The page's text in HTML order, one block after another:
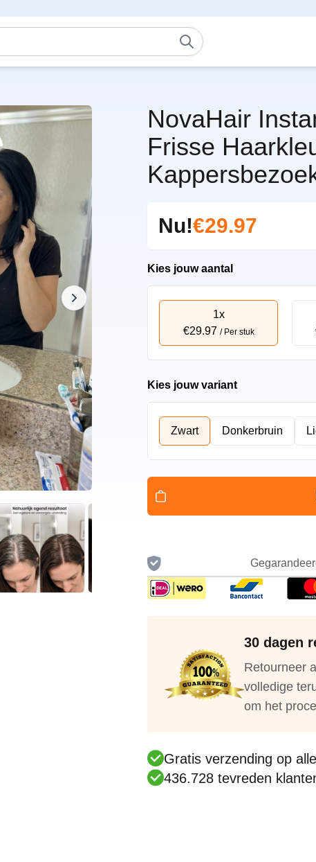
NovaHair
Frisse
Nu!€29.97
Kies jouw aantal
1x
€29.97 / Per stuk
Kies jouw variant
Zwart Donkerbruin
30 dagen
Retourneer
volledige
om het
Gratis verzending op
436.728 tevreden